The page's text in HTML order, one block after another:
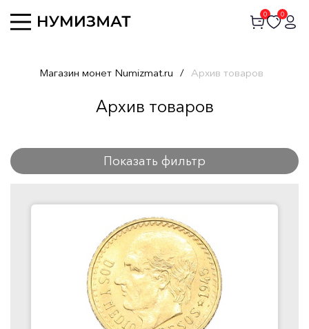
0 0
Магазин монет Numizmat.ru / Архив товаров
Архив товаров
Показать фильтр